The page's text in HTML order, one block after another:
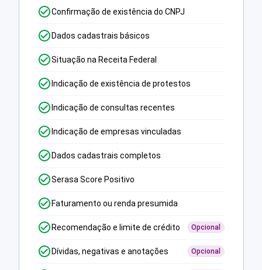
Confirmação de existência do CNPJ
Dados cadastrais básicos
Situação na Receita Federal
Indicação de existência de protestos
Indicação de consultas recentes
Indicação de empresas vinculadas
Dados cadastrais completos
Serasa Score Positivo
Faturamento ou renda presumida
Recomendação e limite de crédito Opcional
Dívidas, negativas e anotações Opcional